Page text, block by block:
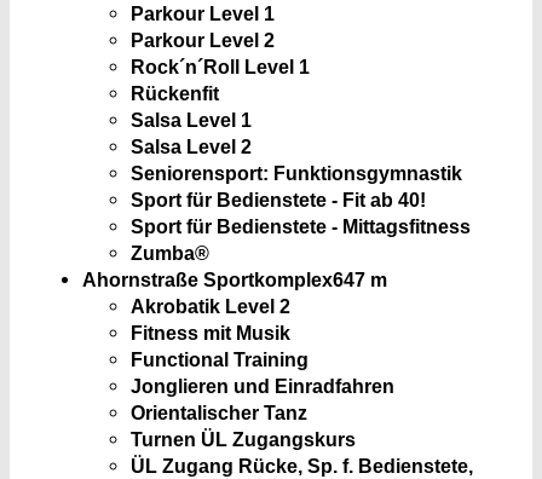
Parkour Level 1
Parkour Level 2
Rock´n´Roll Level 1
Rückenfit
Salsa Level 1
Salsa Level 2
Seniorensport: Funktionsgymnastik
Sport für Bedienstete - Fit ab 40!
Sport für Bedienstete - Mittagsfitness
Zumba®
Ahornstraße Sportkomplex647 m
Akrobatik Level 2
Fitness mit Musik
Functional Training
Jonglieren und Einradfahren
Orientalischer Tanz
Turnen ÜL Zugangskurs
ÜL Zugang Rücke, Sp. f. Bedienstete,